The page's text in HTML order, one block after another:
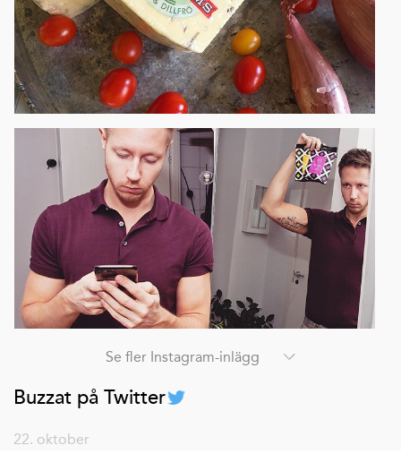
Se fler Instagram-inlägg
Buzzat på Twitter
22. oktober